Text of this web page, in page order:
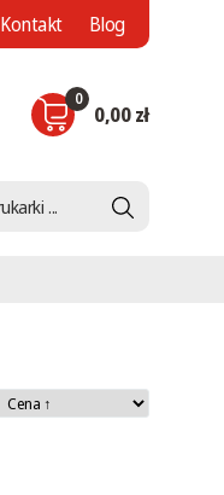
Kontakt Blog
0
0,00 zł